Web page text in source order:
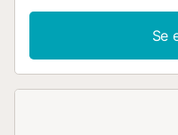
promenad från Calle
la Constitución och det
Uno, med sitt magnifika
hundratals modebutiker
Se